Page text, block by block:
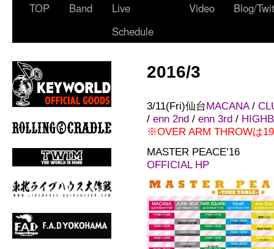
TOP Band
Live
Schedule
Video Blog/
2016/3
3/11(Fri)仙台MACANA/
/ enn 2nd / enn 3rd /
※OVER ARM THROWは
MASTER PEACE’16
OFFICIAL HP